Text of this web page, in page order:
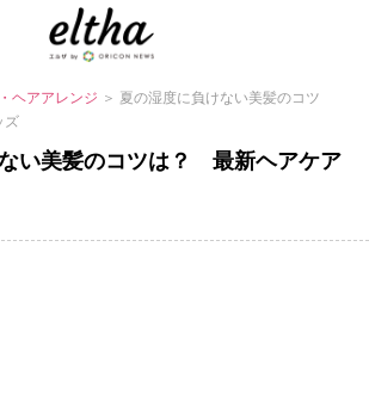
ヘアアレンジ ＞ 夏の湿度に負けない美髪のコツ
ズ
い美髪のコツは？ 最新ヘアケア